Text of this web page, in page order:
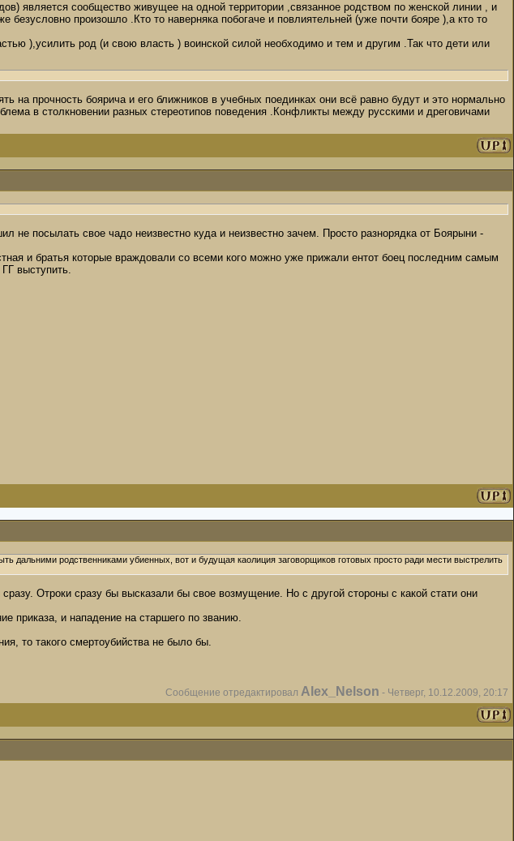
является сообщество живущее на одной территории ,связанное родством по женской линии , и
произошло .Кто то наверняка побогаче и повлиятельней (уже почти бояре ),а кто то
),усилить род (и свою власть ) воинской силой необходимо и тем и другим .Так что дети или
на прочность боярича и его ближников в учебных поединках они всё равно будут и это нормально
в столкновении разных стереотипов поведения .Конфликты между русскими и дреговичами
не посылать свое чадо неизвестно куда и неизвестно зачем. Просто разнорядка от Боярыни -
и братья которые враждовали со всеми кого можно уже прижали ентот боец последним самым
выступить.
дальними родственниками убиенных, вот и будущая каолиция заговорщиков готовых просто ради мести выстрелить
Отроки сразу бы высказали бы свое возмущение. Но с другой стороны с какой стати они
приказа, и нападение на старшего по званию.
то такого смертоубийства не было бы.
Сообщение отредактировал Alex_Nelson - Четверг, 10.12.2009, 20:17